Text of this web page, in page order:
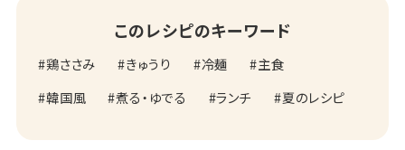
このレシピのキーワード
鶏ささみ きゅうり 冷麺
主食
韓国風
煮る・ゆでる ランチ 夏のレシピ